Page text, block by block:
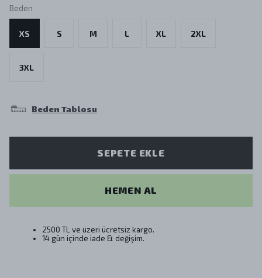
Beden
XS S M L XL 2XL
3XL
Beden Tablosu
SEPETE EKLE
HEMEN AL
2500 TL ve üzeri ücretsiz kargo.
14 gün içinde iade & değişim.